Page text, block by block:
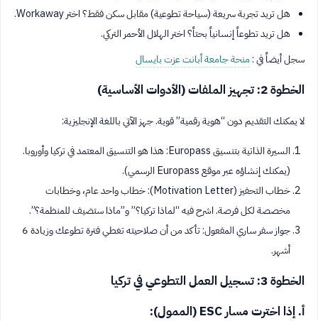
هل تريد تجربة سريعة (سياحة تطوعية) مقابل سكن فقط؟ اختر Workaway.
هل تريد تطوعاً إنسانياً بحتاً؟ اختر الهلال الأحمر التركي.
سجل أيضاً في :منحة جامعة أبانت عزت بايسال
الخطوة 2: تجهيز الملفات (الأدوات الأساسية)
لا يمكنك التقديم دون “هوية رقمية” قوية. جهز الآتي باللغة الإنجليزية:
السيرة الذاتية بتنسيق Europass: هذا هو التنسيق المعتمد في تركيا وأوروبا.
(يمكنك إنشاؤه عبر موقع Europass الرسمي).
خطاب التحفيز (Motivation Letter): خطاب واحد عام، وخطابات
مخصصة لكل فرصة. اشرح فيه “لماذا تركيا؟” و”ماذا ستضيف للمنظمة؟”.
جواز سفر ساري المفعول: تأكد من أن صلاحيته تغطي فترة تطوعك وزيادة 6
أشهر.
الخطوة 3: تسجيل العمل التطوعي في تركيا
أ. إذا اخترت مسار ESC (الممول):